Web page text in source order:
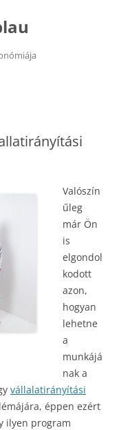
Valószín
űleg
már Ön
is
elgondol
kodott
azon,
hogyan
lehetne
a
munkájá
nak a
vállalatirányítási
éppen ezért
ilyen program